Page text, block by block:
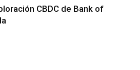
CBDC de Bank of